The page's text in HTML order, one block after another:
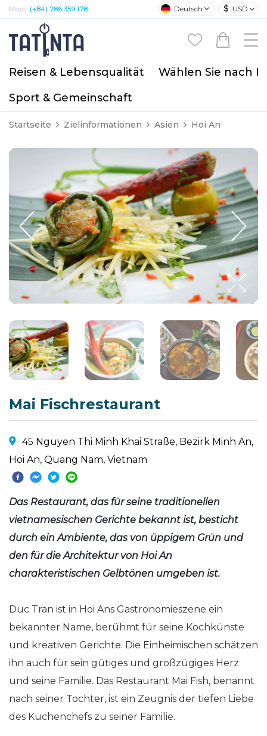
Mobil: (+84) 786 359 178 Deutsch $ USD
Reisen & Lebensqualität
Wählen Sie nach
Sport & Gemeinschaft
Startseite Zielinformationen Asien Hoi An
Mai Fischrestaurant
45 Nguyen Thi Minh Khai Straße, Bezirk Minh An,
Hoi An, Quang Nam, Vietnam
Das Restaurant, das für seine traditionellen
vietnamesischen Gerichte bekannt ist, besticht
durch ein Ambiente, das von üppigem Grün und
den für die Architektur von Hoi An
charakteristischen Gelbtönen umgeben ist.
Duc Tran ist in Hoi Ans Gastronomieszene ein
bekannter Name, berühmt für seine Kochkünste
und kreativen Gerichte. Die Einheimischen schätzen
ihn auch für sein gütiges und großzügiges Herz
und seine Familie. Das Restaurant Mai Fish, benannt
nach seiner Tochter, ist ein Zeugnis der tiefen Liebe
des Küchenchefs zu seiner Familie.